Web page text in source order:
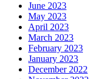
June 2023
May 2023
April 2023
March 2023
February 2023
January 2023
December 2022